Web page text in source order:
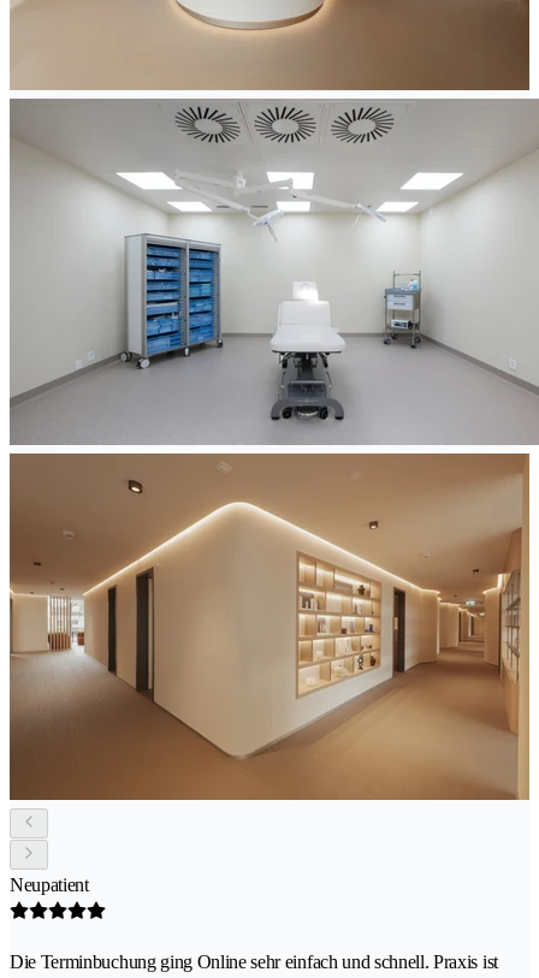
Neupatient
Die Terminbuchung ging Online sehr einfach und schnell. Praxis ist